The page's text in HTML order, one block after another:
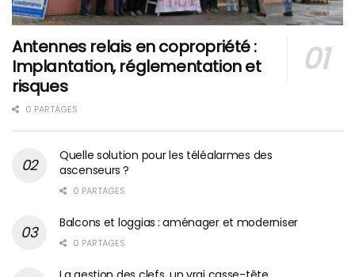
Antennes relais en copropriété :
Implantation, réglementation et
risques
0 PARTAGES
Quelle solution pour les téléalarmes des
ascenseurs ?
0 PARTAGES
Balcons et loggias : aménager et moderniser
0 PARTAGES